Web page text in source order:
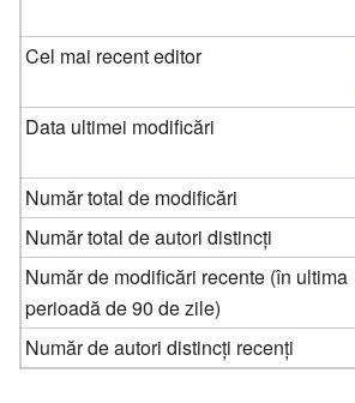
Cel mai recent editor
Data ultimei modificări
Număr total de modificări
Număr total de autori distincți
Număr de modificări recente (în ultima
perioadă de 90 de zile)
Număr de autori distincți recenți